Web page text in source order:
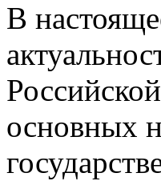
В
основных